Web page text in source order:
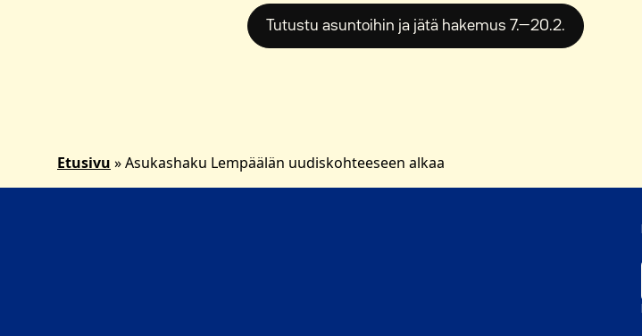
Tutustu asuntoihin ja jätä hakemus 7. ̶20.2.
Etusivu »Asukashaku Lempäälän uudiskohteeseen alkaa